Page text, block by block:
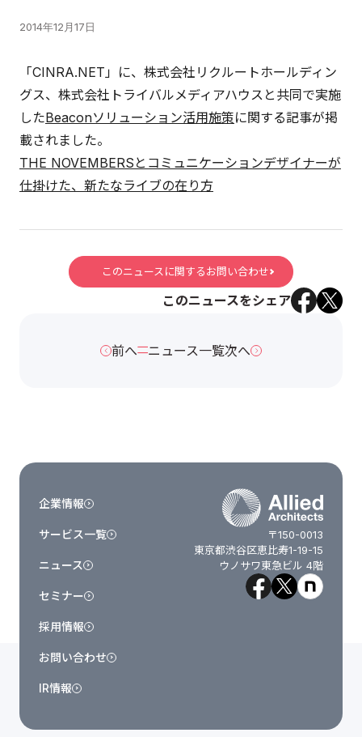
2014年12月17日
「CINRA.NET」に、株式会社リクルートホールディン
グス、株式会社トライバルメディアハウスと共同で実施
したBeaconソリューション活用施策に関する記事が掲
載されました。
THE NOVEMBERSとコミュニケーションデザイナーが
仕掛けた、新たなライブの在り方
このニュースに関するお問い合わせ
このニュースをシェア
前へ ニュース一覧次へ
〒150-0013
東京都渋谷区恵比寿1-19-15
ウノサワ東急ビル 4階
企業情報
サービス一覧
ニュース
セミナー
採用情報
お問い合わせ
IR情報